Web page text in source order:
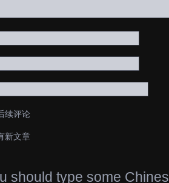
续评论
新文章
should type some